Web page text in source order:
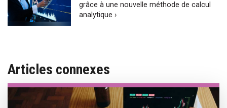
grâce à une nouvelle méthode de calcul
analytique ›
Articles connexes